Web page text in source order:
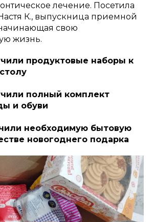
лечение. Посетила
К., выпускница приемной
свою
жизнь.
продуктовые наборы к
полный комплект
и обуви
необходимую бытовую
новогоднего подарка